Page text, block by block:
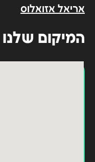
אריאל אזואלוס
המיקום שלנו